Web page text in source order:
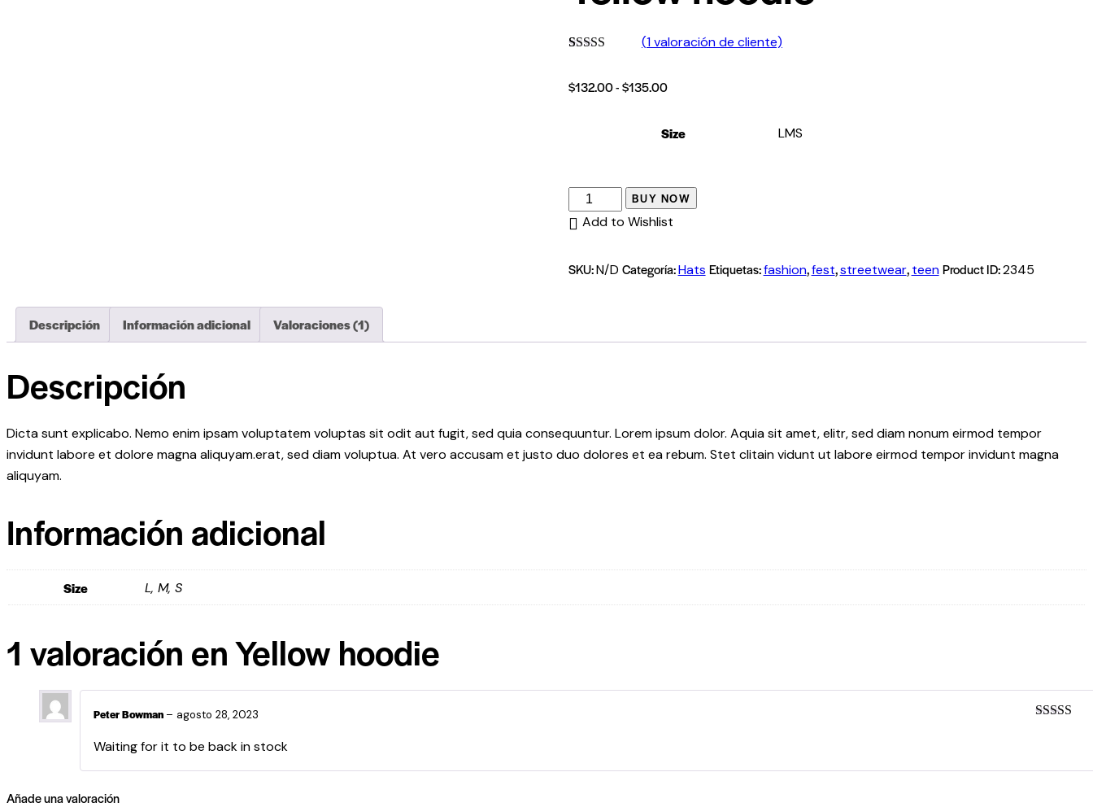
de 5 en
(1valoración de cliente)
$132.00-$135.00Rango
precios:
hasta
$135.00
Size LMS
Yellow
hoodie
BUY NOW
Add to Wishlist
SKU:N/D Categoría:Hats Etiquetas:fashion,fest,streetwear,teen Product ID:2345
Descripción Información adicional Valoraciones (1)
Descripción
Dicta sunt explicabo. Nemo enim ipsam voluptatem voluptas sit odit aut fugit, sed quia consequuntur. Lorem ipsum dolor. Aquia sit amet, elitr, sed diam nonum eirmod tempor
invidunt labore et dolore magna aliquyam.erat, sed diam voluptua. At vero accusam et justo duo dolores et ea rebum. Stet clitain vidunt ut labore eirmod tempor invidunt magna
aliquyam.
Información adicional
Size L, M, S
1 valoración enYellow hoodie
Peter Bowman – agosto 28, 2023
Waiting for it to be back in stock
Añade una valoración